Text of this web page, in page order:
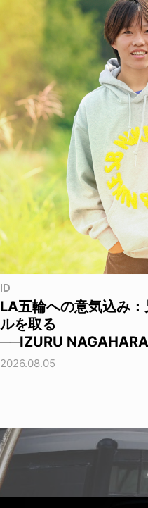
ID
LA五輪への意気込み
ルを取る
──IZURU
2026.08.05